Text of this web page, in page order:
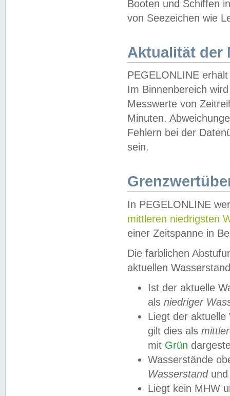
Booten und Schiffen
von Seezeichen wie
Aktualität der
PEGELONLINE
Im Binnenbereich
Messwerte von
Minuten.
Fehlern bei der
sein.
In PEGELONLINE
mittleren niedrigsten
einer Zeitspanne in
Die farblichen
aktuellen
Ist der aktuelle
als niedriger
Liegt der
gilt dies als
mit Grün
Wasserstände
Wasserstandund
Liegt kein MHW